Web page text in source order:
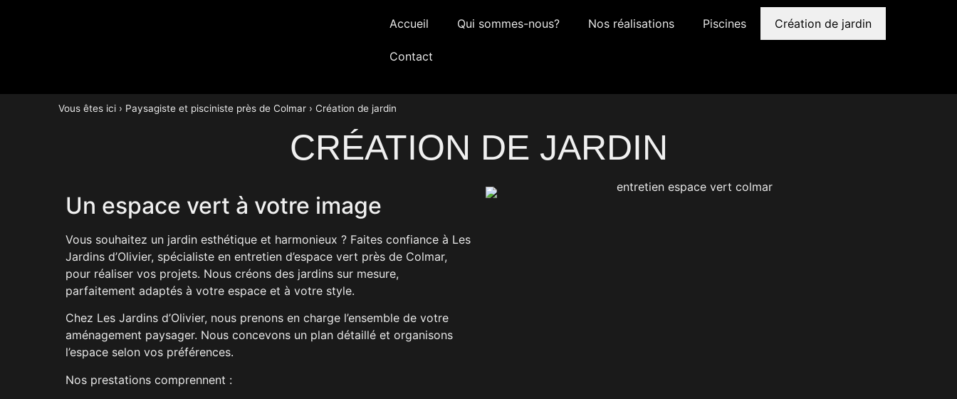
Accueil Qui sommes-nous? Nos réalisations Piscines Création de jardin
Contact
Vous êtes ici › Paysagiste et pisciniste près de Colmar › Création de jardin
CRÉATION DE JARDIN
Un espace vert à votre image
Vous souhaitez un jardin esthétique et harmonieux ? Faites confiance à Les
Jardins d’Olivier, spécialiste en entretien d’espace vert près de Colmar,
pour réaliser vos projets. Nous créons des jardins sur mesure,
parfaitement adaptés à votre espace et à votre style.
Chez Les Jardins d’Olivier, nous prenons en charge l’ensemble de votre
aménagement paysager. Nous concevons un plan détaillé et organisons
l’espace selon vos préférences.
Nos prestations comprennent :